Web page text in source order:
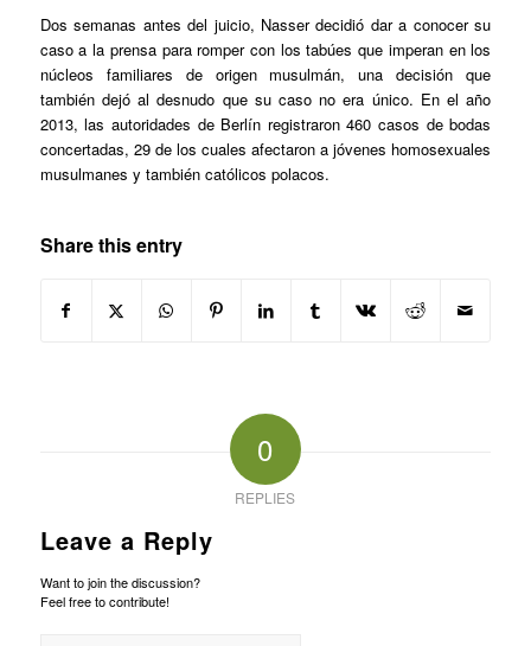
Dos semanas antes del juicio, Nasser decidió dar a conocer su
caso a la prensa para romper con los tabúes que imperan en los
núcleos familiares de origen musulmán, una decisión que
también dejó al desnudo que su caso no era único. En el año
2013, las autoridades de Berlín registraron 460 casos de bodas
concertadas, 29 de los cuales afectaron a jóvenes homosexuales
musulmanes y también católicos polacos.
Share this entry
0
REPLIES
Leave a Reply
Want to join the discussion?
Feel free to contribute!